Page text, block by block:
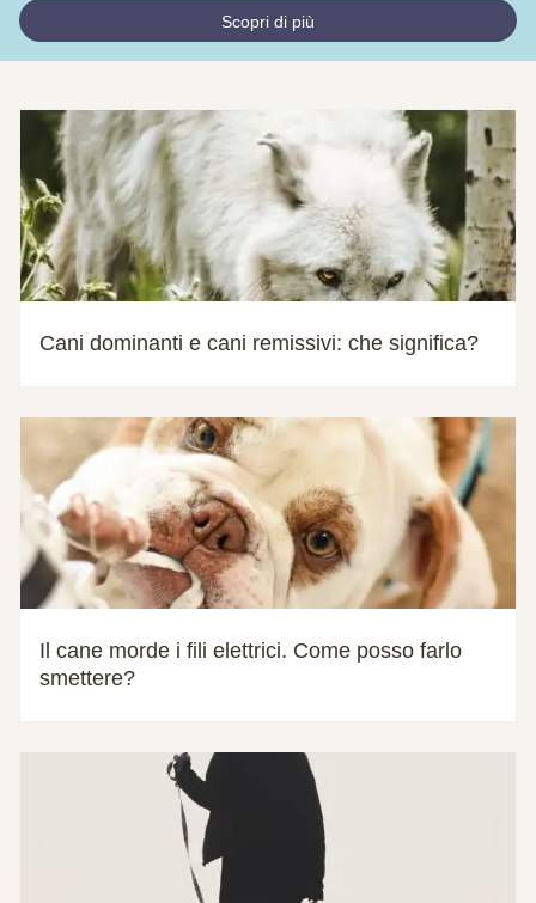
Scopri di più
Cani dominanti e cani remissivi: che significa?
Il cane morde i fili elettrici. Come posso farlo
smettere?